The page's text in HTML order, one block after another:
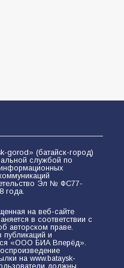
gorod» (батайск-город)
службой по
Эл № ФС77-
года.
на веб-сайте
в соответствии с
авторском праве.
публикаций и
«ООО БИА Вперёд».
на www.bataysk-
должны